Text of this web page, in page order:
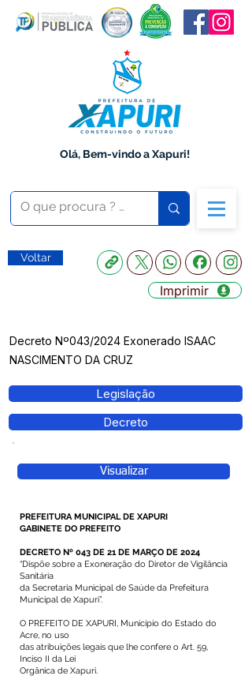
Olá, Bem-vindo a Xapuri!
Voltar
Imprimir
Decreto Nº043/2024 Exonerado ISAAC
NASCIMENTO DA CRUZ
Legislação
Decreto
Visualizar
PREFEITURA MUNICIPAL DE XAPURI
GABINETE DO PREFEITO
DECRETO Nº 043 DE 21 DE MARÇO DE 2024
“Dispõe sobre a Exoneração do Diretor de Vigilância
Sanitária
da Secretaria Municipal de Saúde da Prefeitura
Municipal de Xapuri”.
O PREFEITO DE XAPURI, Município do Estado do
Acre, no uso
das atribuições legais que lhe confere o Art. 59,
Inciso II da Lei
Orgânica de Xapuri.